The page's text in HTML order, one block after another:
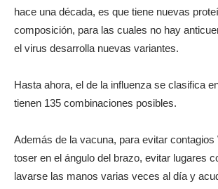
hace una década, es que tiene nuevas
composición, para las cuales no hay
el virus desarrolla nuevas variantes.
Hasta ahora, el de la influenza se clasifica
tienen 135 combinaciones posibles.
Además de la vacuna, para evitar
toser en el ángulo del brazo, evitar lugares
lavarse las manos varias veces al día y